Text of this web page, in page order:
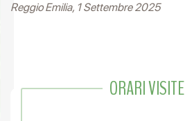
Reggio Emilia, 1 Settembre 2025
ORARI VISITE